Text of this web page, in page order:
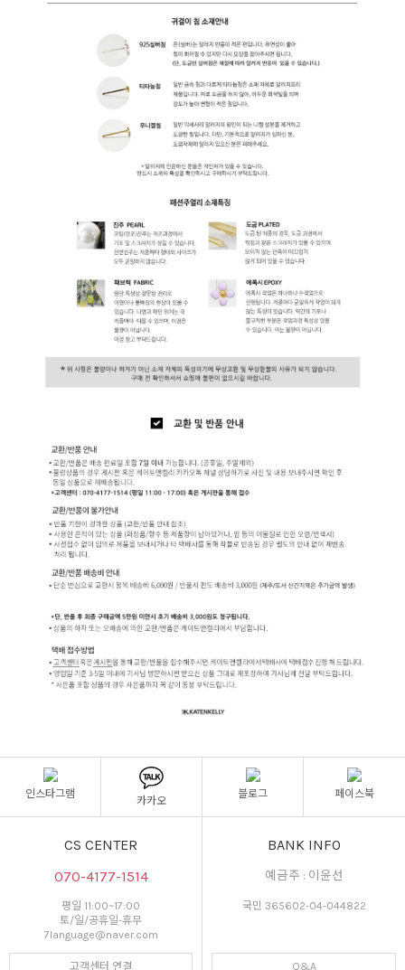
인스타그램
카카오
블로그 페이스북
CS CENTER
070-4177-1514
평일 11:00~17:00
토/일/공휴일-휴무
7language@naver.com
고객센터 연결
BANK INFO
예금주 : 이윤선
국민 365602-04-044822
Q&A